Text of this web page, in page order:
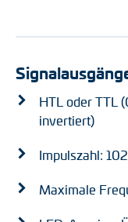
HTL oder TTL
invertiert)
Impulszahl:
Maximale